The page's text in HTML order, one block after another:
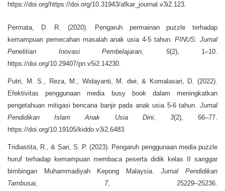
https://doi.org/https://doi.org/10.31943/afkar_journal.v3i2.123.
Permata, D. R. (2020). Pengaruh permainan puzzle terhadap
kemampuan pemecahan masalah anak usia 4-5 tahun.PINUS: Jurnal
Penelitian Inovasi Pembelajaran, 5(2), 1–10.
https://doi.org/10.29407/pn.v5i2.14230.
Putri, M. S., Reza, M., Widayanti, M. dwi, & Komalasari, D. (2022).
Efektivitas penggunaan media busy book dalam meningkatkan
pengetahuan mitigasi bencana banjir pada anak usia 5-6 tahun. Jurnal
Pendidikan Islam Anak Usia Dini, 3(2), 66–77.
https://doi.org/10.19105/kiddo.v3i2.6483.
Tridiastita, R., & Sari, S. P. (2023). Pengaruh penggunaan media puzzle
huruf terhadap kemampuan membaca peserta didik kelas II sanggar
bimbingan Muhammadiyah Kepong Malaysia.Jurnal Pendidikan
Tambusai,
7, 25229–25236.